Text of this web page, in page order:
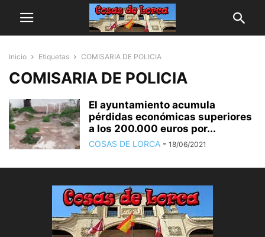
Inicio Etiquetas COMISARIA DE POLICIA
COMISARIA DE POLICIA
El ayuntamiento acumula
pérdidas económicas superiores
a los 200.000 euros por...
COSAS DE LORCA - 18/06/2021